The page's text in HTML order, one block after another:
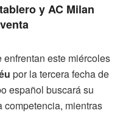
y AC Milan
enfrentan este miércoles
por la tercera fecha de
español buscará su
competencia, mientras